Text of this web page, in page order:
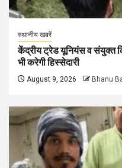
स्थानीय खबरें
केंद्रीय ट्रेड यूनियंस व संयुक्त
भी करेगी हिस्सेदारी
August 9, 2026 Bhanu